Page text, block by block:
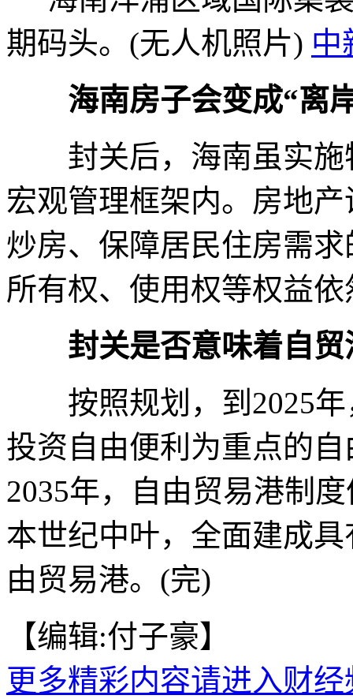
期码头。(无人机照片) 中
海南房子会变成“离
封关后，海南虽实施
宏观管理框架内。房地
炒房、保障居民住房需
所有权、使用权等权益
封关是否意味着自
按照规划，到2025年
投资自由便利为重点的
2035年，自由贸易港制
本世纪中叶，全面建成
由贸易港。(完)
【编辑:付子豪】
更多精彩内容请进入财经